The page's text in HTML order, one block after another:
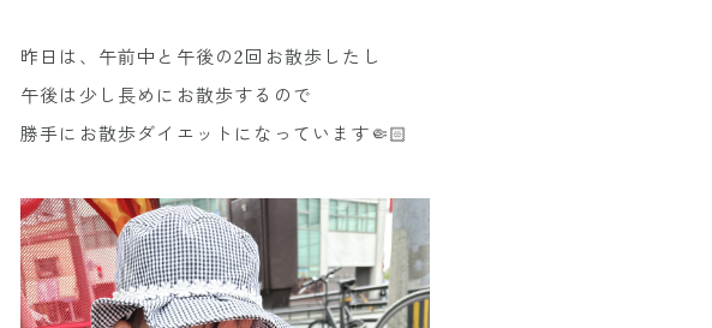
昨日は、午前中と午後の2回お散歩したし
午後は少し長めにお散歩するので
勝手にお散歩ダイエットになっています🤏🏻